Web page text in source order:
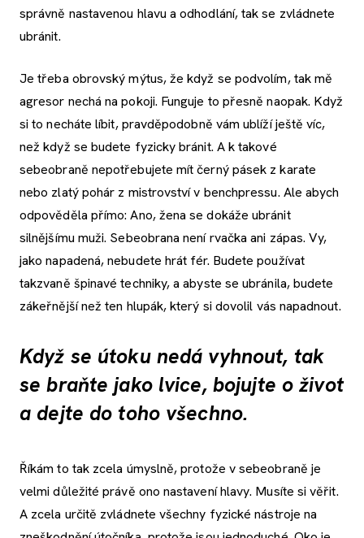
správně nastavenou hlavu a odhodlání, tak se zvládnete
ubránit.
Je třeba obrovský mýtus, že když se podvolím, tak mě
agresor nechá na pokoji. Funguje to přesně naopak. Když
si to necháte líbit, pravděpodobně vám ublíží ještě víc,
než když se budete fyzicky bránit. A k takové
sebeobraně nepotřebujete mít černý pásek z karate
nebo zlatý pohár z mistrovství v benchpressu. Ale abych
odpověděla přímo: Ano, žena se dokáže ubránit
silnějšímu muži. Sebeobrana není rvačka ani zápas. Vy,
jako napadená, nebudete hrát fér. Budete používat
takzvaně špinavé techniky, a abyste se ubránila, budete
zákeřnější než ten hlupák, který si dovolil vás napadnout.
Když se útoku nedá vyhnout, tak
se braňte jako lvice, bojujte o život
a dejte do toho všechno.
Říkám to tak zcela úmyslně, protože v sebeobraně je
velmi důležité právě ono nastavení hlavy. Musíte si věřit.
A zcela určitě zvládnete všechny fyzické nástroje na